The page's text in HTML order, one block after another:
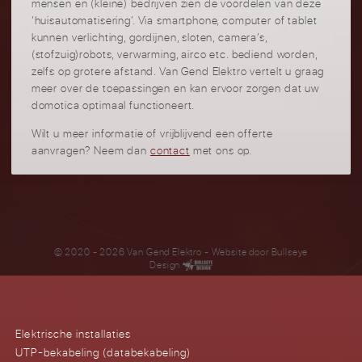
‘huisautomatisering’. Via smartphone, computer of tablet
kunnen verlichting, gordijnen, sloten, camera’s,
(stofzuig)robots, verwarming, airco etc. bediend worden,
zelfs op grotere afstand. Van Gend Elektro vertelt u graag
meer over de toepassingen en kan ervoor zorgen dat uw
domotica optimaal functioneert.
Wilt u meer informatie of vrijblijvend een offerte
aanvragen? Neem dan contact met ons op.
© 2020 - 2026 Van Gend Elektro - Website door Bullseye
Design
Elektrische installaties
UTP-bekabeling (databekabeling)